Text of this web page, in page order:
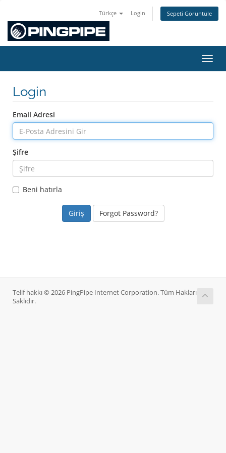
Türkçe Login Sepeti Görüntüle
Login
Email Adresi
Şifre
Beni hatırla
Forgot Password?
Telif hakkı © 2026 PingPipe Internet Corporation. Tüm Hakları
Saklıdır.